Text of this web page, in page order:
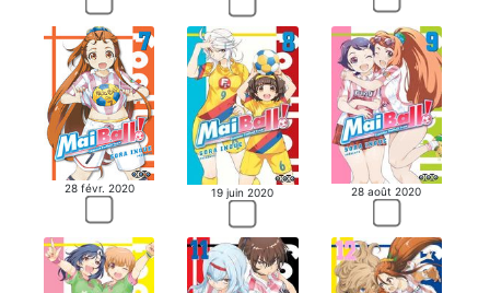
28 févr. 2020 19 juin 2020 28 août 2020